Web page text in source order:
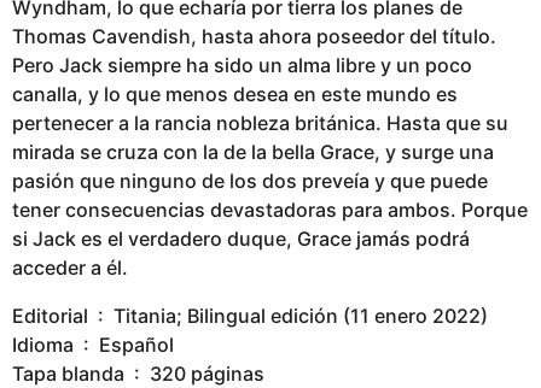
Wyndham, lo que echaría por tierra los planes de
Thomas Cavendish, hasta ahora poseedor del título.
Pero Jack siempre ha sido un alma libre y un poco
canalla, y lo que menos desea en este mundo es
pertenecer a la rancia nobleza británica. Hasta que su
mirada se cruza con la de la bella Grace, y surge una
pasión que ninguno de los dos preveía y que puede
tener consecuencias devastadoras para ambos. Porque
si Jack es el verdadero duque, Grace jamás podrá
acceder a él.
Editorial ‏ : ‎ Titania; Bilingual edición (11 enero 2022)
Idioma ‏ : ‎ Español
Tapa blanda ‏ : ‎ 320 páginas